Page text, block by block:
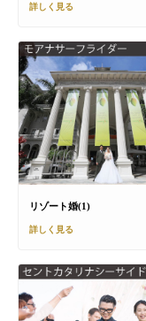
詳しく見る
リゾート婚(1)
詳しく見る